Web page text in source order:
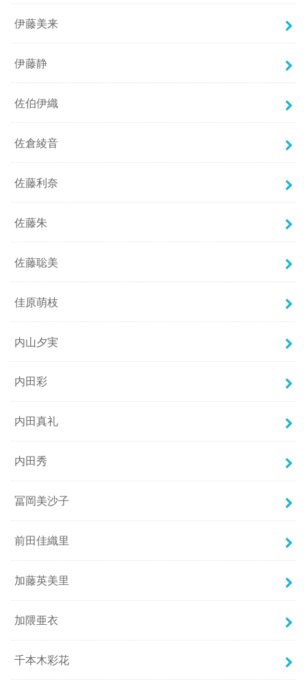
伊藤美来
伊藤静
佐伯伊織
佐倉綾音
佐藤利奈
佐藤朱
佐藤聡美
佳原萌枝
内山夕実
内田彩
内田真礼
内田秀
冨岡美沙子
前田佳織里
加藤英美里
加隈亜衣
千本木彩花